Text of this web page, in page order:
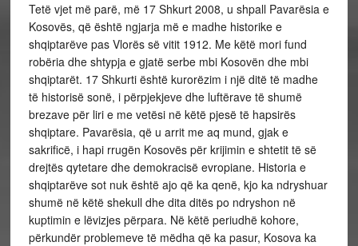
Tetë vjet më parë, më 17 Shkurt 2008, u shpall Pavarësia e
Kosovës, që është ngjarja më e madhe historike e
shqiptarëve pas Vlorës së vitit 1912. Me këtë mori fund
robëria dhe shtypja e gjatë serbe mbi Kosovën dhe mbi
shqiptarët. 17 Shkurti është kurorëzim i një ditë të madhe
të historisë sonë, i përpjekjeve dhe luftërave të shumë
brezave për liri e me vetësi në këtë pjesë të hapsirës
shqiptare. Pavarësia, që u arrit me aq mund, gjak e
sakrificë, i hapi rrugën Kosovës për krijimin e shtetit të së
drejtës qytetare dhe demokracisë evropiane. Historia e
shqiptarëve sot nuk është ajo që ka qenë, kjo ka ndryshuar
shumë në këtë shekull dhe dita ditës po ndryshon në
kuptimin e lëvizjes përpara. Në këtë periudhë kohore,
përkundër problemeve të mëdha që ka pasur, Kosova ka